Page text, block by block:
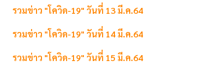
รวมข่าว "โควิด-19" วันที่ 13 มี.ค.64
รวมข่าว "โควิด-19" วันที่ 14 มี.ค.64
รวมข่าว "โควิด-19" วันที่ 15 มี.ค.64